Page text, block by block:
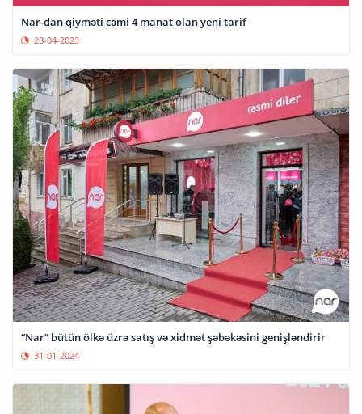
Nar-dan qiyməti cəmi 4 manat olan yeni tarif
28-04-2023
“Nar” bütün ölkə üzrə satış və xidmət şəbəkəsini genişləndirir
31-01-2024